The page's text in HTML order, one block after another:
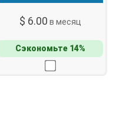
$ 6.00 в месяц
Сэкономьте 14%